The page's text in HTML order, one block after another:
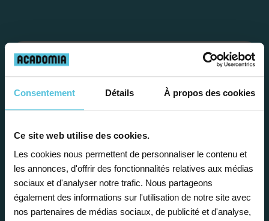
Consentement Détails À propos des cookies
Ce site web utilise des cookies.
Les cookies nous permettent de personnaliser le contenu et
les annonces, d'offrir des fonctionnalités relatives aux médias
sociaux et d'analyser notre trafic. Nous partageons
également des informations sur l'utilisation de notre site avec
nos partenaires de médias sociaux, de publicité et d'analyse,
Étape 1
Je vous propose un
bilan personnalisé
Gratuite et sans engagement, une
première étape pour faire le point sur
la situation scolaire de votre enfant, ses
besoins et vous préconiser la solution la